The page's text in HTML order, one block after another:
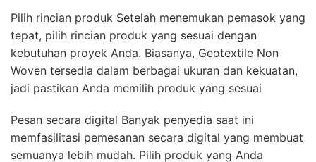
Pilih rincian produk Setelah menemukan pemasok yang
tepat, pilih rincian produk yang sesuai dengan
kebutuhan proyek Anda. Biasanya, Geotextile Non
Woven tersedia dalam berbagai ukuran dan kekuatan,
jadi pastikan Anda memilih produk yang sesuai
Pesan secara digital Banyak penyedia saat ini
memfasilitasi pemesanan secara digital yang membuat
semuanya lebih mudah. Pilih produk yang Anda